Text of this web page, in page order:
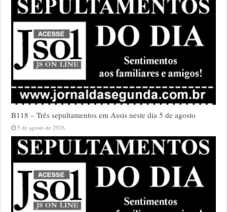
B118 – Três sepultamentos em Assis neste dia 5 de agosto
5 de agosto de 2026